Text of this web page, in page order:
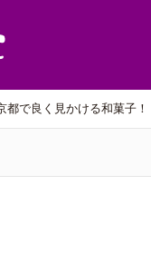
都で良く見かける和菓子！